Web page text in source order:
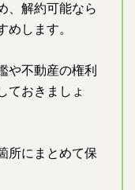
、解約可能なら
めします。
や不動産の権利
ておきましょ
所にまとめて保